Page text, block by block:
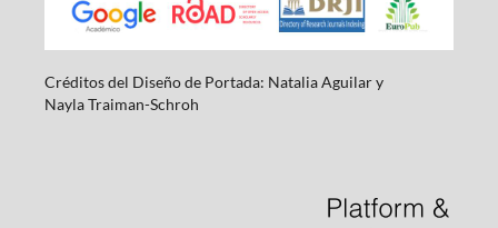
Créditos del Diseño de Portada: Natalia Aguilar y
NaylaTraiman-Schroh